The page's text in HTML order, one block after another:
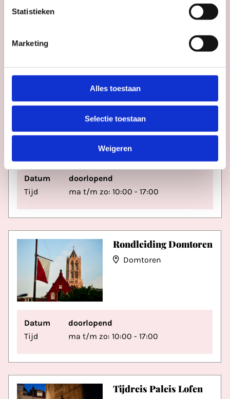
Statistieken
Marketing
Alles toestaan
Selectie toestaan
Weigeren
Rondleiding Domtoren
Domtoren
Datum
doorlopend
Tijd
ma t/m zo: 10:00 - 17:00
Rondleiding Domtoren
Domtoren
Datum
doorlopend
Tijd
ma t/m zo: 10:00 - 17:00
Tijdreis Paleis Lofen
Tijd